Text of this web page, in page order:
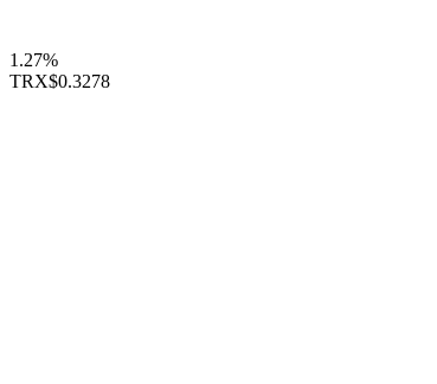
1.27%
TRX$0.3278